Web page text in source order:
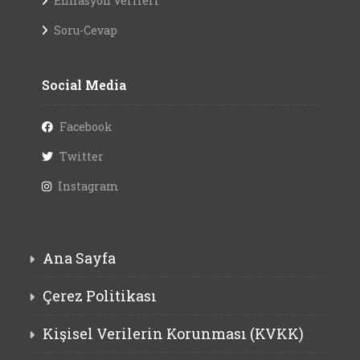
Soru-Cevap
Social Media
Facebook
Twitter
Instagram
Ana Sayfa
Çerez Politikası
Kişisel Verilerin Korunması (KVKK)